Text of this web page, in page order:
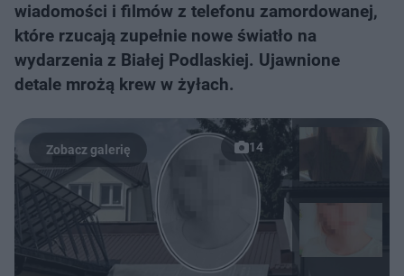
wiadomości i filmów z telefonu zamordowanej,
które rzucają zupełnie nowe światło na
wydarzenia z Białej Podlaskiej. Ujawnione
detale mrożą krew w żyłach.
14